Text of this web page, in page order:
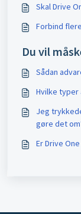
Skal Drive
Forbind
Du vil
Sådan
Hvilke typer
Jeg
gøre det
Er Drive